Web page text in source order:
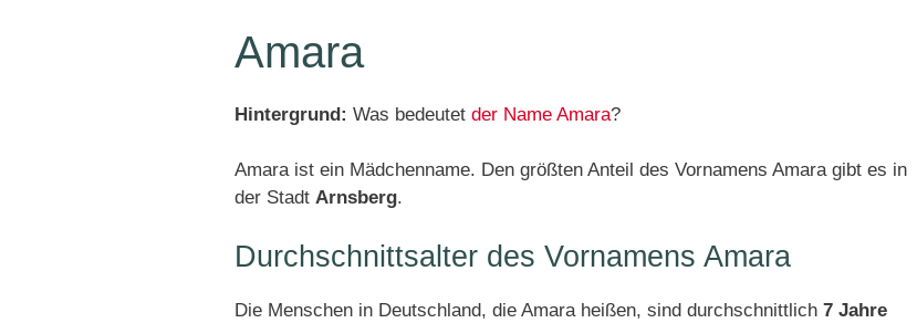
Amara
Hintergrund: Was bedeutet der Name Amara?
Amara ist ein Mädchenname. Den größten Anteil des Vornamens Amara gibt es in
der Stadt Arnsberg.
Durchschnittsalter des Vornamens Amara
Die Menschen in Deutschland, die Amara heißen, sind durchschnittlich 7 Jahre